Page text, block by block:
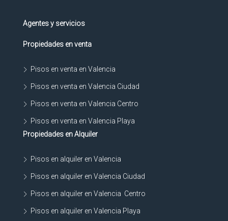
Agentes y servicios
Propiedades en venta
Pisos en venta en Valencia
Pisos en venta en Valencia Ciudad
Pisos en venta en Valencia Centro
Pisos en venta en Valencia Playa
Propiedades en Alquiler
Pisos en alquiler en Valencia
Pisos en alquiler en Valencia Ciudad
Pisos en alquiler en Valencia Centro
Pisos en alquiler en Valencia Playa